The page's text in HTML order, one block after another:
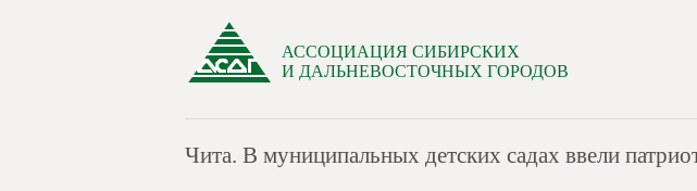
АССОЦИАЦИЯ СИБИРСКИХ
И ДАЛЬНЕВОСТОЧНЫХ ГОРОДОВ
Чита. В муниципальных детских садах ввели